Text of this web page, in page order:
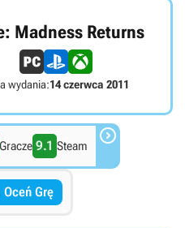
Madness Returns
wydania:14 czerwca 2011
Gracze 9.1 Steam 
Oceń Grę